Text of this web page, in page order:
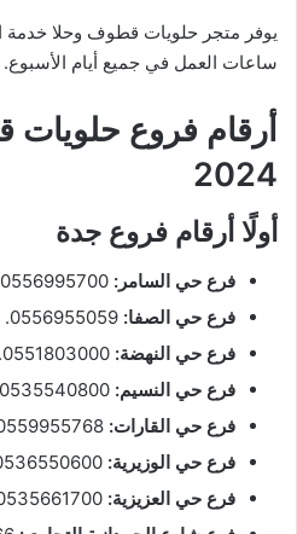
يوفر متجر حلويات قطوف وحلا خدمة
ساعات العمل في جميع أيام الأسبوع.
أرقام فروع
2024
أولًا أرقام فروع جدة
فرع حي السامر: 0556995700.
فرع حي الصفا: 0556955059.
فرع حي النهضة: 0551803000.
فرع حي النسيم: 0535540800.
فرع حي القارات:
فرع حي الوزيرية:
فرع حي العزيزية: